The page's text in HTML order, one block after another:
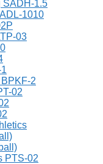
SADH-1.5
1010
03
2
02
PTS-02